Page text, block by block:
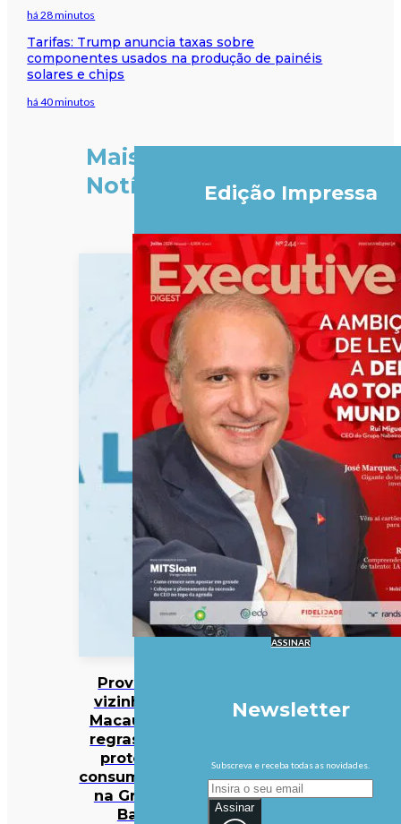
há 28 minutos
Tarifas: Trump anuncia taxas sobre
componentes usados na produção de painéis
solares e chips
há 40 minutos
Mais
Notícias
Província
vizinha de
Macau com
regras para
proteger
consumidores
na Grande
Baía
Edição Impressa
ASSINAR
Newsletter
Subscreva e receba todas as novidades.
Assinar